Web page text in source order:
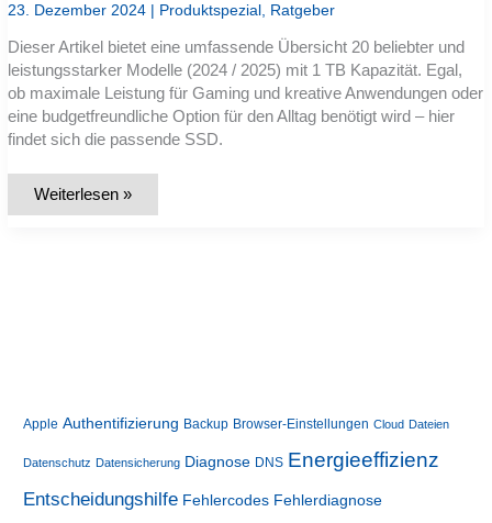
23. Dezember 2024 Produktspezial Ratgeber
Dieser Artikel bietet eine umfassende Übersicht 20 beliebter und
leistungsstarker Modelle (2024 / 2025) mit 1 TB Kapazität. Egal,
ob maximale Leistung für Gaming und kreative Anwendungen oder
eine budgetfreundliche Option für den Alltag benötigt wird – hier
findet sich die passende SSD.
Die
Weiterlesen »
Apple Authentifizierung Backup Browser-Einstellungen Cloud Dateien
Datenschutz Datensicherung Diagnose DNS Energieeffizienz
Entscheidungshilfe Fehlercodes Fehlerdiagnose